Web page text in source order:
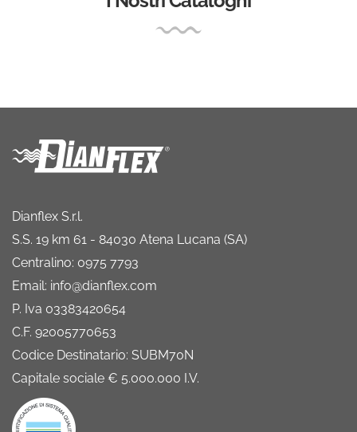
Dianflex S.r.l.
S.S. 19 km 61 - 84030 Atena Lucana (SA)
Centralino: 0975 7793
Email: info@dianflex.com
P. Iva 03383420654
C.F. 92005770653
Codice Destinatario: SUBM70N
Capitale sociale € 5.000.000 I.V.